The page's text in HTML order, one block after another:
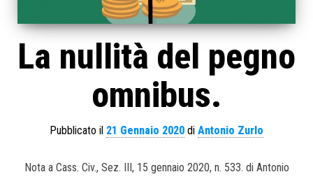
La nullità del pegno
omnibus.
Pubblicato il 21 Gennaio 2020 di Antonio Zurlo
Nota a Cass. Civ., Sez. III, 15 gennaio 2020, n. 533. di Antonio